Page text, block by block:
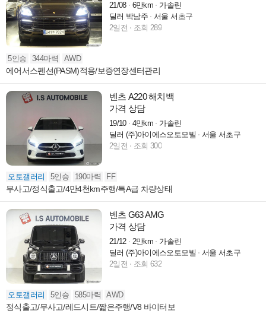
21/08 6만km
가솔린
딜러 박남주
서울 서초구
2일전
조회 289
5인승 344마력 AWD
에어서스펜션(PASM)적용/보증연장센터관리
벤츠 A220 해치백
가격 상담
19/10 4만km
가솔린
딜러 (주)아이에스오토모빌
서울 서초구
2일전
조회 300
오토갤러리 5인승 190마력 FF
무사고/정식출고/4만4천km주행/특A급 차량상태
벤츠 G63 AMG
가격 상담
21/12 2만km
가솔린
딜러 (주)아이에스오토모빌
서울 서초구
2일전
조회 632
오토갤러리 5인승 585마력 AWD
정식출고/무사고/레드시트/짧은주행/V8 바이터보